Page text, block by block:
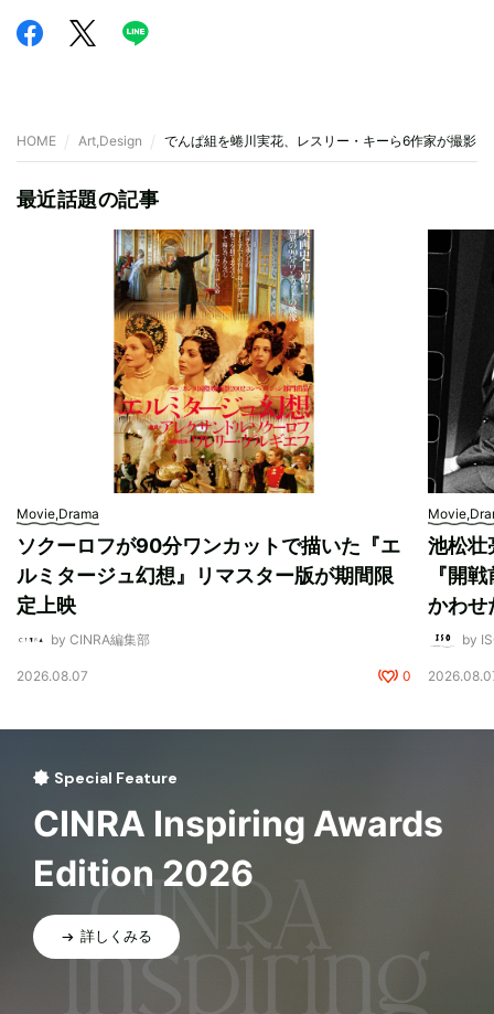
HOME Art,Design でんぱ組を蜷川実花、レスリー・キーら6作家が撮影
最近話題の記事
Movie,Drama
ソクーロフが90分ワンカットで描いた『エ
ルミタージュ幻想』リマスター版が期間限
定上映
by CINRA編集部
2026.08.07 0
池松壮
『開
かわせ
by
Special Feature
CINRA Inspiring Awards
Edition 2026
詳しくみる